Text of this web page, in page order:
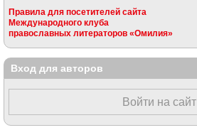
Правила для посетителей сайта
Международного клуба
православных литераторов «Омилия»
Вход для авторов
Войти на сайт